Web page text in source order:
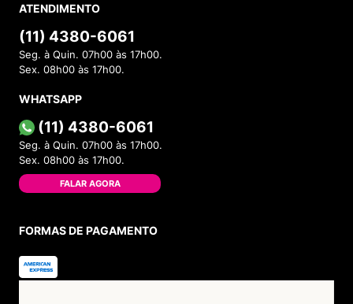
ATENDIMENTO
(11) 4380-6061
Seg. à Quin. 07h00 às 17h00.
Sex. 08h00 às 17h00.
WHATSAPP
(11) 4380-6061
Seg. à Quin. 07h00 às 17h00.
Sex. 08h00 às 17h00.
FALAR AGORA
FORMAS DE PAGAMENTO